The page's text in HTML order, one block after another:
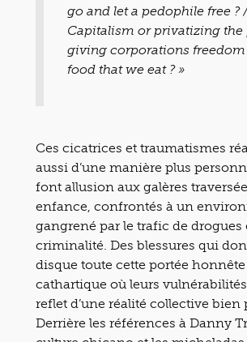
go and let a pedophile free ?
Capitalism or privatizing the
giving corporations
food that we eat ? »
Ces cicatrices et traumatismes
aussi d’une manière plus
font allusion aux galères
enfance, confrontés à un
gangrené par le trafic de drogues
criminalité. Des blessures qui
disque toute cette portée
cathartique où leurs
reflet d’une réalité collective bien
Derrière les références à Danny